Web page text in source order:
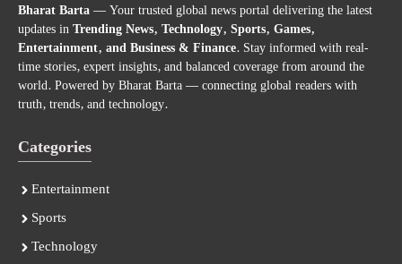
Bharat Barta— Your trusted global news portal delivering the latest
updates inTrending News, Technology, Sports, Games,
Entertainment, and Business & Finance. Stay informed with real-
time stories, expert insights, and balanced coverage from around the
world. Powered by Bharat Barta — connecting global readers with
truth, trends, and technology.
Categories
Entertainment
Sports
Technology